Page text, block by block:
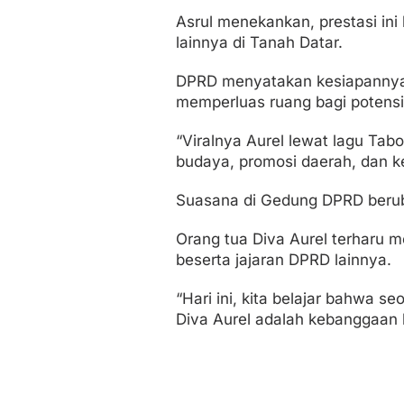
Asrul menekankan, prestasi
lainnya di Tanah Datar.
DPRD menyatakan
memperluas ruang bagi
“Viralnya Aurel lewat lagu
budaya, promosi daerah, dan
Suasana di Gedung DPRD
Orang tua Diva Aurel terharu
beserta jajaran DPRD lainnya.
“Hari ini, kita belajar bahwa
Diva Aurel adalah